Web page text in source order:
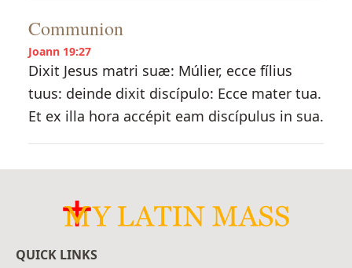
Communion
Joann 19:27
Dixit Jesus matri suæ: Múlier, ecce fílius
tuus: deinde dixit discípulo: Ecce mater tua.
Et ex illa hora accépit eam discípulus in sua.
QUICK LINKS